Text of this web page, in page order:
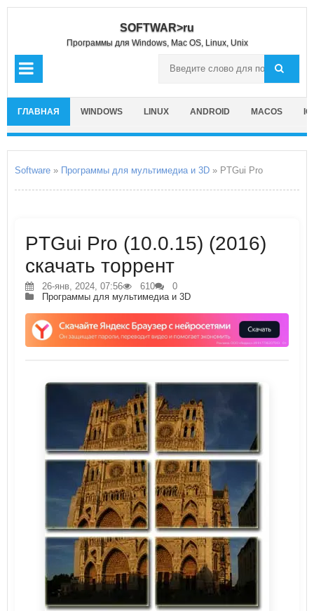
SOFTWAR>ru
Программы для Windows, Mac OS, Linux, Unix
ГЛАВНАЯ WINDOWS LINUX ANDROID MACOS
Software » Программы для мультимедиа и 3D » PTGui Pro
PTGui Pro (10.0.15) (2016)
скачать торрент
26-янв, 2024, 07:56 610
0
Программы для мультимедиа и 3D